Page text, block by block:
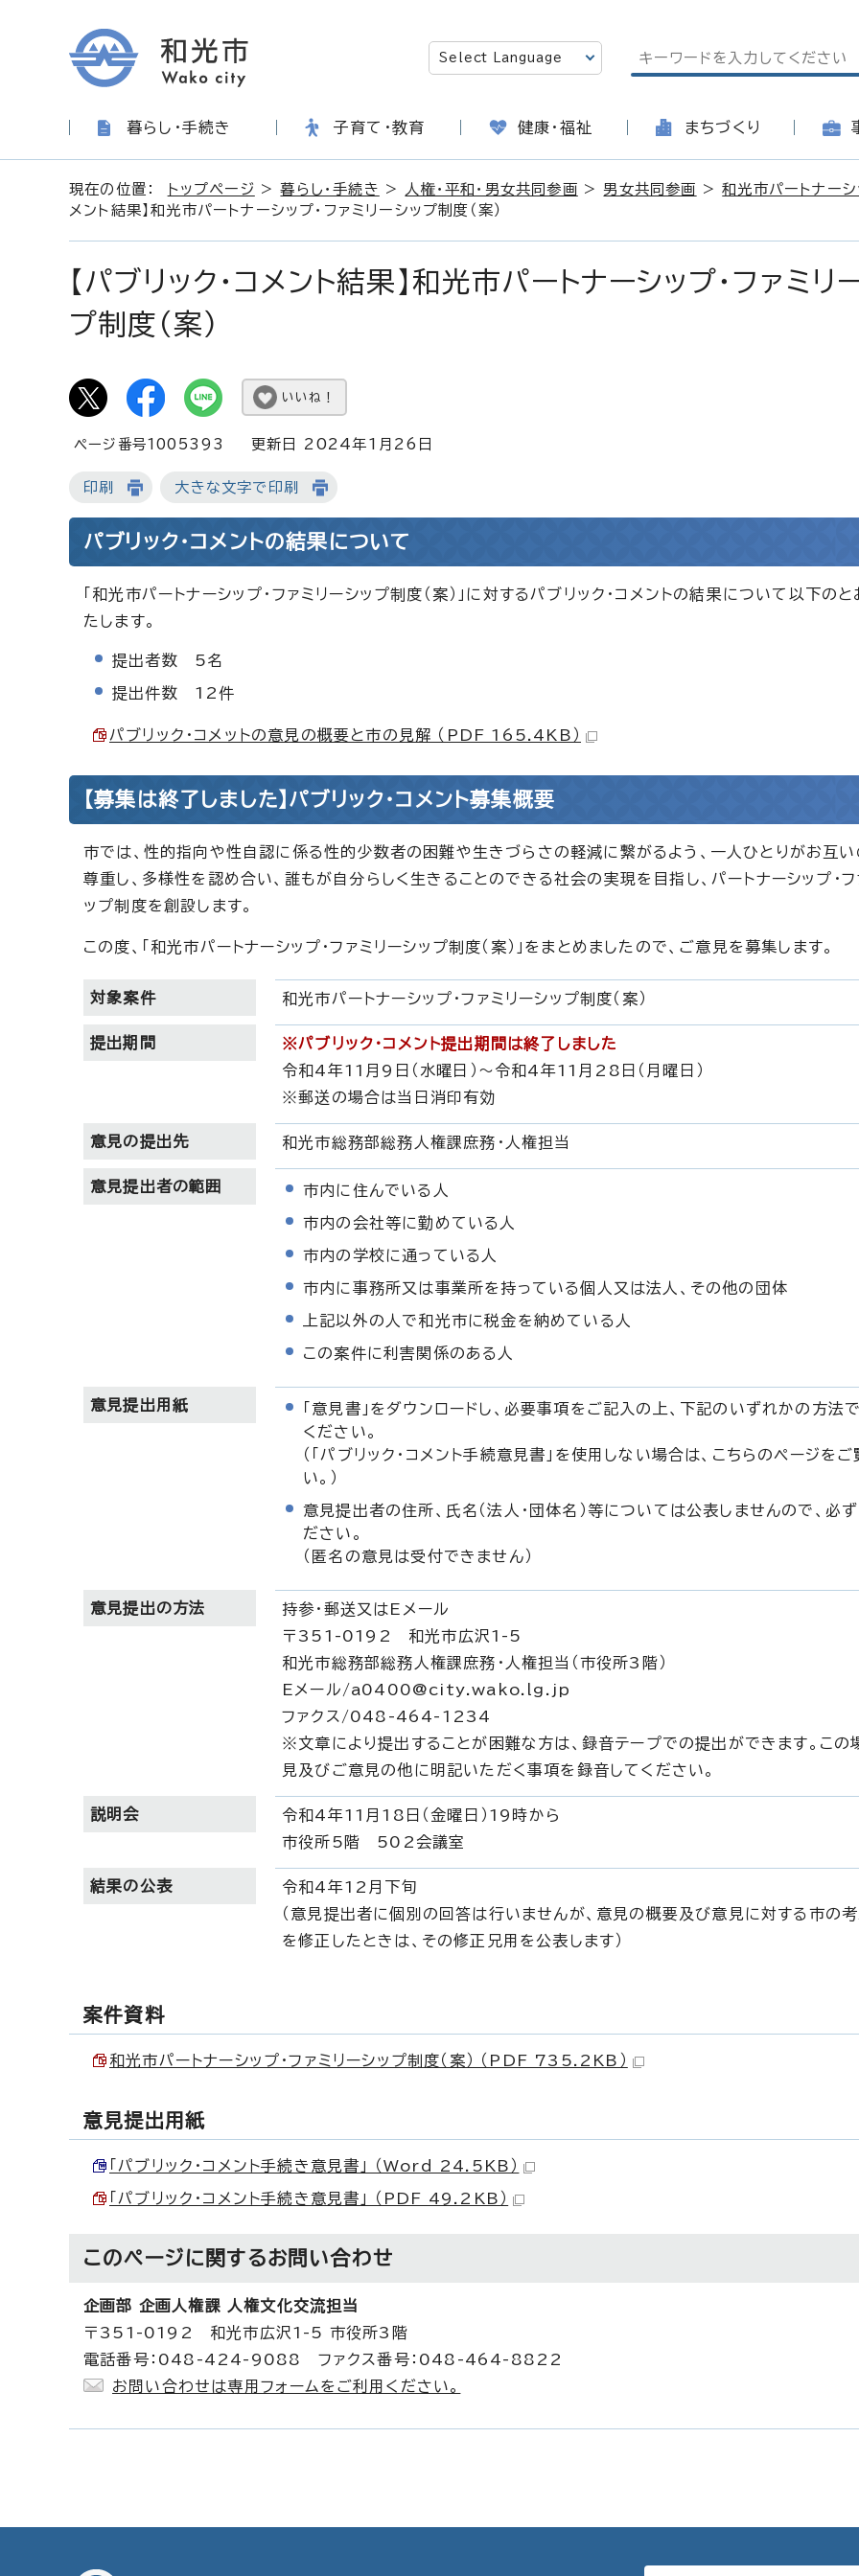
暮らし・手続き 子育て・教育 健康・福祉 まちづくり
現在の位置： トップページ >暮らし・手続き > 人権・平和・男女共同参画 >男女共同参画 >和光市パートナーシ
メント結果】和光市パートナーシップ・ファミリーシップ制度（案）
【パブリック・コメント結果】和光市パートナーシップ・ファミリ
プ制度（案）
いいね！
ページ番号1005393 更新日 2024年1月26日
印刷 大きな文字で印刷
パブリック・コメントの結果について
「和光市パートナーシップ・ファミリーシップ制度（案）」に対するパブリック・コメントの結果について以下の
たします。
提出者数 5名
提出件数 12件
パブリック・コメットの意見の概要と市の見解 （PDF 165.4KB）
【募集は終了しました】パブリック・コメント募集概要
市では、性的指向や性自認に係る性的少数者の困難や生きづらさの軽減に繋がるよう、一人ひとりがお互い
尊重し、多様性を認め合い、誰もが自分らしく生きることのできる社会の実現を目指し、パートナーシップ・フ
ップ制度を創設します。
この度、「和光市パートナーシップ・ファミリーシップ制度（案）」をまとめましたので、ご意見を募集します。
対象案件 和光市パートナーシップ・ファミリーシップ制度（案）
提出期間
※パブリック・コメント提出期間は終了しました
令和4年11月9日（水曜日）～令和4年11月28日（月曜日）
※郵送の場合は当日消印有効
意見の提出先 和光市総務部総務人権課庶務・人権担当
意見提出者の範囲 市内に住んでいる人
市内の会社等に勤めている人
市内の学校に通っている人
市内に事務所又は事業所を持っている個人又は法人、その他の団体
上記以外の人で和光市に税金を納めている人
この案件に利害関係のある人
意見提出用紙
「意見書」をダウンロードし、必要事項をご記入の上、下記のいずれかの方法
ください。
（「パブリック・コメント手続意見書」を使用しない場合は、こちらのページを
い。）
意見提出者の住所、氏名（法人・団体名）等については公表しませんので、必
ださい。
（匿名の意見は受付できません）
意見提出の方法
持参・郵送又はEメール
〒351-0192 和光市広沢1-5
和光市総務部総務人権課庶務・人権担当（市役所3階）
Eメール/a0400@city.wako.lg.jp
ファクス/048-464-1234
※文章により提出することが困難な方は、録音テープでの提出ができます。この
見及びご意見の他に明記いただく事項を録音してください。
説明会
令和4年11月18日（金曜日）19時から
市役所5階 502会議室
結果の公表
令和4年12月下旬
（意見提出者に個別の回答は行いませんが、意見の概要及び意見に対する市の考
を修正したときは、その修正兄用を公表します）
案件資料
和光市パートナーシップ・ファミリーシップ制度（案） （PDF 735.2KB）
意見提出用紙
「パブリック・コメント手続き意見書」 （Word 24.5KB）
「パブリック・コメント手続き意見書」 （PDF 49.2KB）
このページに関するお問い合わせ
企画部 企画人権課 人権文化交流担当
〒351-0192 和光市広沢1-5 市役所3階
電話番号：048-424-9088 ファクス番号：048-464-8822
お問い合わせは専用フォームをご利用ください。